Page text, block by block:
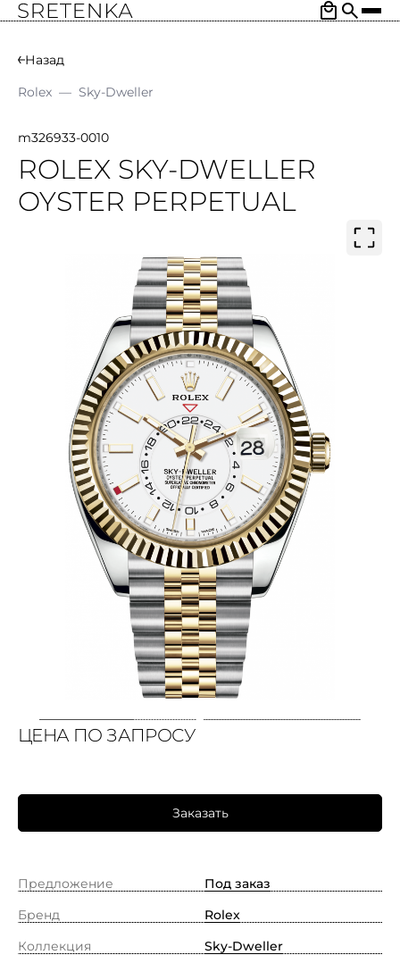
Назад
Rolex — Sky-Dweller
m326933-0010
ROLEX SKY-DWELLER
OYSTER PERPETUAL
ЦЕНА ПО ЗАПРОСУ
Заказать
Предложение
Под заказ
Бренд
Rolex
Коллекция
Sky-Dweller